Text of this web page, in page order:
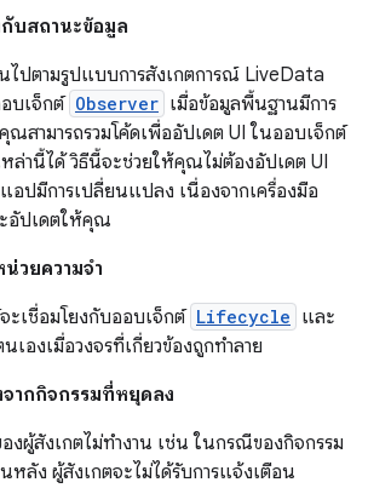
กับสถานะข้อมูล
ไปตามรูปแบบการสังเกตการณ์ LiveData
บเจ็กต์ Observer เมื่อข้อมูลพื้นฐานมีการ
สามารถรวมโค้ดเพื่ออัปเดต UI ในออบเจ็กต์
หล่านี้ได้ วิธีนี้จะช่วยให้คุณไม่ต้องอัปเดต UI
อปมีการเปลี่ยนแปลง เนื่องจากเครื่องมือ
อัปเดตให้คุณ
น่วยความจำ
ะเชื่อมโยงกับออบเจ็กต์ Lifecycle และ
เองเมื่อวงจรที่เกี่ยวข้องถูกทำลาย
จากกิจกรรมที่หยุดลง
งผู้สังเกตไม่ทำงาน เช่น ในกรณีของกิจกรรม
หลัง ผู้สังเกตจะไม่ได้รับการแจ้งเตือน